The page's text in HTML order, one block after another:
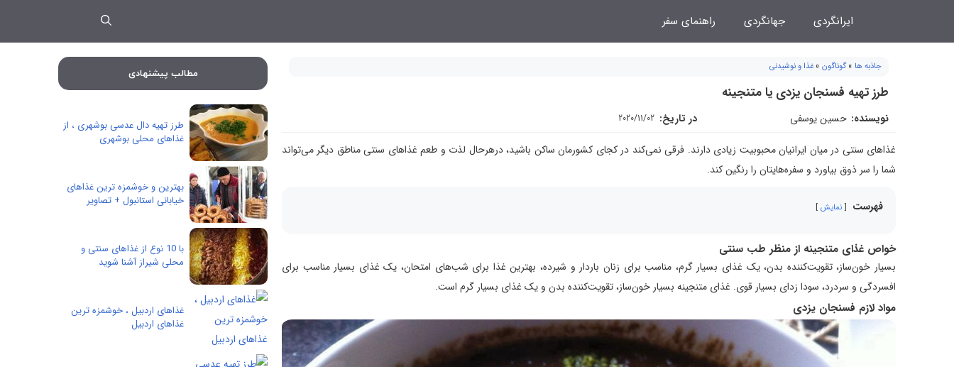
ایرانگردی جهانگردی راهنمای سفر
جاذبه ها »گوناگون » غذا و نوشیدنی
طرز تهیه فسنجان یزدی یا متنجینه
نویسنده: حسین یوسفی در تاریخ: 2020/11/02
غذاهای سنتی در میان ایرانیان محبوبیت زیادی دارند. فرقی نمی‌کند در کجای کشورمان ساکن باشید، درهرحال لذت و طعم غذاهای سنتی مناطق دیگر می‌تواند
شما را سر ذوق بیاورد و سفره‌هایتان را رنگین کند.
فهرست نمایش
خواص غذای متنجینه از منظر طب سنتی
بسیار خون‌ساز، تقویت‌کننده بدن، یک غذای بسیار گرم، مناسب برای زنان باردار و شیرده، بهترین غذا برای شب‌های امتحان، یک غذای بسیار مناسب برای
افسردگی و سردرد، سودا زدای بسیار قوی. غذای متنجینه بسیار خون‌ساز، تقویت‌کننده بدن و یک غذای بسیار گرم است.
مواد لازم فسنجان یزدی
مطالب پیشنهادی
طرز تهیه دال عدسی بوشهری ، از
غذاهای محلی بوشهری
بهترین و خوشمزه ترین غذاهای
خیابانی استانبول + تصاویر
با 10 نوع از غذاهای سنتی و
محلی شیراز آشنا شوید
غذاهای اردبیل ، خوشمزه ترین
غذاهای اردبیل